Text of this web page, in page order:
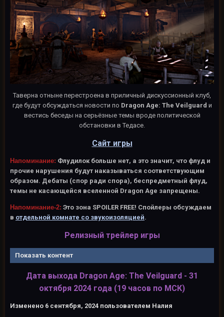
Таверна отныне перестроена в приличный дискуссионный клуб,
где будут обсуждаться новости по Dragon Age: The Veilguard и
вестись беседы на серьёзные темы вроде политической
обстановки в Тедасе.
Сайт игры
Напоминание: Флудилок больше нет, а это значит, что флуд и
прочие нарушения будут наказываться соответствующим
образом. Дебаты (спор ради спора), беспредметный флуд,
темы не касающейся вселенной Dragon Age запрещены.
Напоминание-2: Это зона SPOILER FREE! Спойлеры обсуждаем
в отдельной комнате со звукоизоляцией.
Релизный трейлер игры
Показать контент
Дата выхода Dragon Age: The Veilguard - 31
октября 2024 года (19 часов по МСК)
Изменено 6 сентября, 2024 пользователем Налия